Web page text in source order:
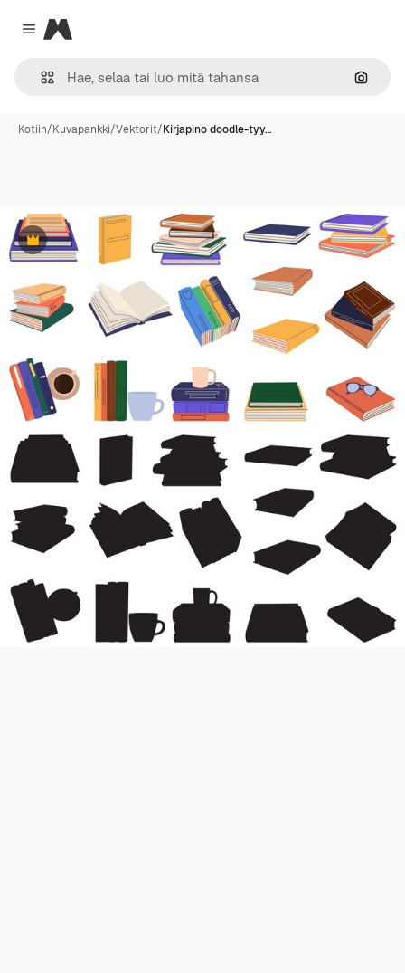
Close menu
Magnific
Hae
Kotiin/Kuvapankki/Vektorit/Kirjapino doodle-tyy…
Premium